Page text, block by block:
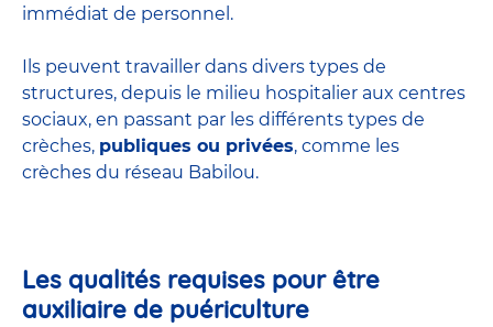
immédiat de personnel.
Ils peuvent travailler dans divers types de
structures, depuis le milieu hospitalier aux centres
sociaux, en passant par les différents types de
crèches, publiques ou privées, comme les
crèches du réseau Babilou.
Les qualités requises pour être
auxiliaire de puériculture